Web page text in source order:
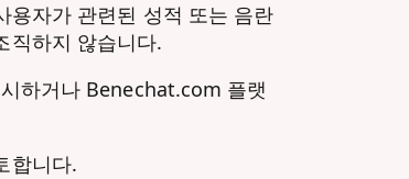
용자가 관련된 성적 또는 음란
직하지 않습니다.
하거나 Benechat.com 플랫
합니다.